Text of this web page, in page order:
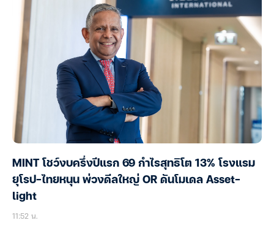
MINT โชว์งบครึ่งปีแรก 69 กำไรสุทธิโต 13% โรงแรม
ยุโรป-ไทยหนุน พ่วงดีลใหญ่ OR ดันโมเดล Asset-
light
11:52 น.